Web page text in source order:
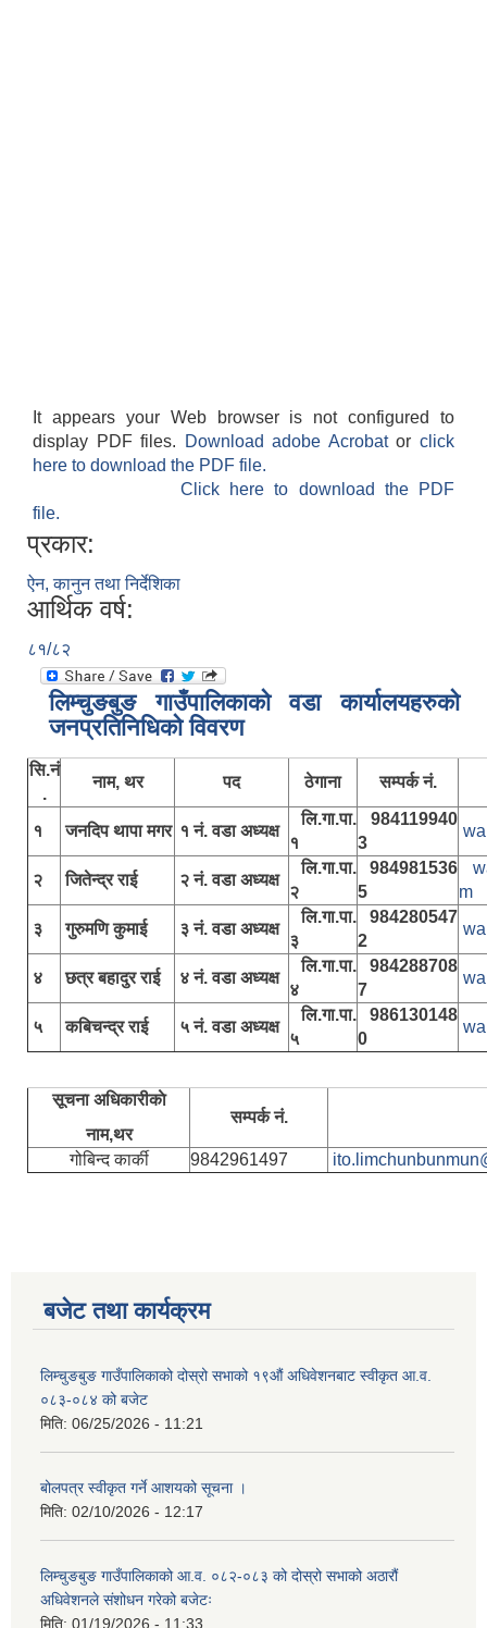
It appears your Web browser is not configured to
display PDF files.
Download adobe Acrobatorclick
here to download the PDF file.
Click here to download the PDF
file.
प्रकार:
ऐन, कानुन तथा निर्देशिका
आर्थिक वर्ष:
८१/८२
लिम्चुङबुङ गाउँपालिकाकाे वडा कार्यालयहरुकाे
जनप्रतिनिधिकाे विवरण
सि.नं
.
नाम, थर पद ठेगाना सम्पर्क नं.
१ जनदिप थापा मगर १ नं. वडा अध्यक्ष
लि.गा.पा.
१
984119940
3
२ जितेन्द्र राई २ नं. वडा अध्यक्ष
लि.गा.पा.
२
984981536
5
m
३
गुरुमणि कुमाई ३ नं. वडा अध्यक्ष
लि.गा.पा.
३
984280547
2
४ छत्र बहादुर राई ४ नं. वडा अध्यक्ष
लि.गा.पा.
४
984288708
7
५ कबिचन्द्र राई ५ नं. वडा अध्यक्ष
लि.गा.पा.
५
986130148
0
सूचना अधिकारीकाे
नाम,थर
सम्पर्क नं.
गोबिन्द कार्की 9842961497
बजेट तथा कार्यक्रम
लिम्चुङबुङ गाउँपालिकाको दोस्रो सभाको १९औं अधिवेशनबाट स्वीकृत आ.व.
०८३-०८४ को बजेट
मिति: 06/25/2026 - 11:21
बोलपत्र स्वीकृत गर्ने आशयको सूचना ।
मिति: 02/10/2026 - 12:17
लिम्चुङबुङ गाउँपालिकाको आ.व. ०८२-०८३ को दोस्रो सभाको अठारौं
अधिवेशनले संशोधन गरेको बजेटः
मिति: 01/19/2026 - 11:33